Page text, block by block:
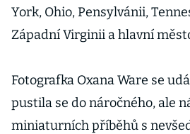
York, Ohio, Pensylvánii,
Západní Virginii a hlavní
Fotografka Oxana Ware se
pustila se do náročného, ale
miniaturních příběhů s